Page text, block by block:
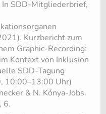
SDD-Mitgliederbrief,
Kurzbericht zum
Graphic-Recording:
Kontext von Inklusion
SDD-Tagung
10:00–13:00 Uhr)
& N. Kónya-Jobs.
6.